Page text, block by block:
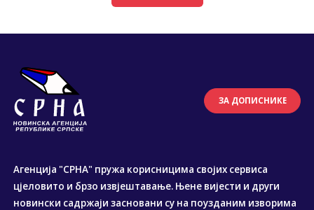
ЗА ДОПИСНИКЕ
Агенција "СРНА" пружа корисницима својих сервиса
цјеловито и брзо извјештавање. Њене вијести и други
новински садржаји засновани су на поузданим изворима